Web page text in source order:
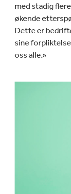
med stadig
økende
Dette er
sine
oss alle.»